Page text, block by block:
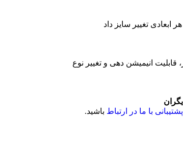
ابعادی تغییر سایز داد
قابلیت انیمیشن دهی و تغییر نوع
پشتیبانی با ما در ارتباط باشید.